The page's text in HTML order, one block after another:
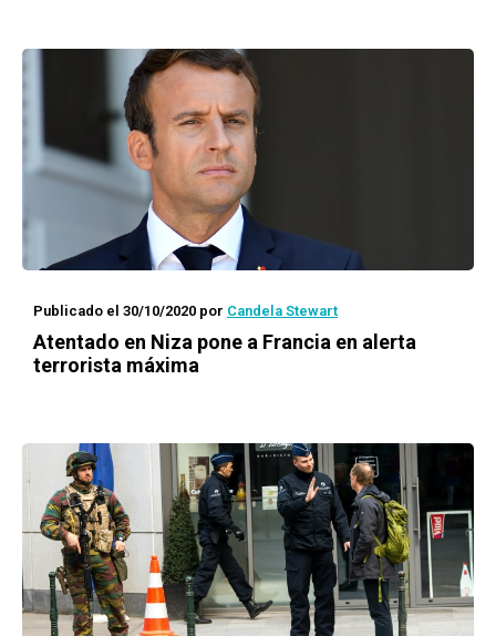
Publicado el 30/10/2020 por Candela Stewart
Atentado en Niza pone a Francia en alerta
terrorista máxima